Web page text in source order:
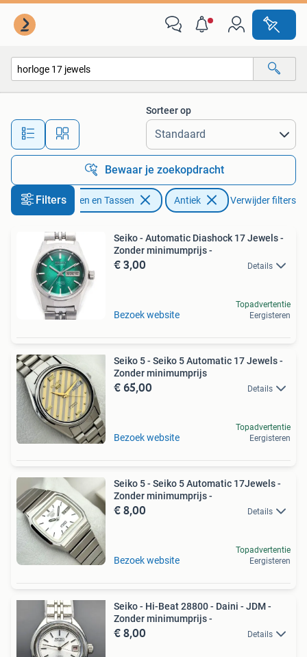
Alle afstanden…
Sorteer op
Bewaar je zoekopdracht
FiltersSieraden en Tassen Antiek Verwijder filters
Seiko - Automatic Diashock 17 Jewels -
Zonder minimumprijs -
€ 3,00 Details
Bezoek website
Topadvertentie
Eergisteren
Seiko 5 - Seiko 5 Automatic 17 Jewels -
Zonder minimumprijs
€ 65,00 Details
Bezoek website
Topadvertentie
Eergisteren
Seiko 5 - Seiko 5 Automatic 17Jewels -
Zonder minimumprijs -
€ 8,00 Details
Bezoek website
Topadvertentie
Eergisteren
Seiko - Hi-Beat 28800 - Daini - JDM -
Zonder minimumprijs -
€ 8,00 Details